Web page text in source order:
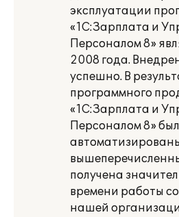
эксплуатации
«1С:Зарплата и
Персоналом 8»
2008 года.
успешно. В
программного
«1С:Зарплата и
Персоналом 8»
получена
времени работы
нашей